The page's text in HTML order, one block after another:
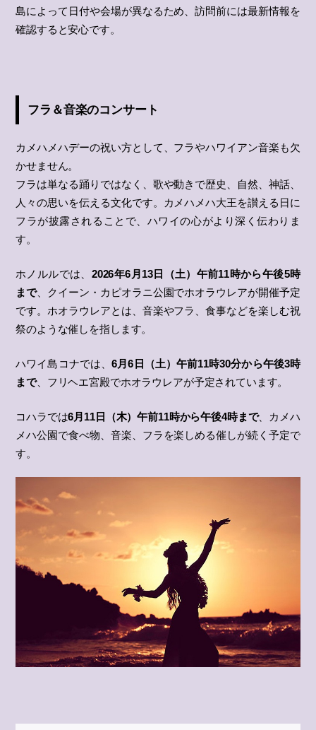
島によって日付や会場が異なるため、訪問前には最新情報を
確認すると安心です。
フラ＆音楽のコンサート
カメハメハデーの祝い方として、フラやハワイアン音楽も欠
かせません。
フラは単なる踊りではなく、歌や動きで歴史、自然、神話、
人々の思いを伝える文化です。カメハメハ大王を讃える日に
フラが披露されることで、ハワイの心がより深く伝わりま
す。
ホノルルでは、 2026年6月13日（土）午前11時から午後5時
まで、クイーン・カピオラニ公園でホオラウレアが開催予定
です。ホオラウレアとは、音楽やフラ、食事などを楽しむ祝
祭のような催しを指します。
ハワイ島コナでは、6月6日（土）午前11時30分から午後3時
まで、フリヘエ宮殿でホオラウレアが予定されています。
コハラでは6月11日（木）午前11時から午後4時まで、カメハ
メハ公園で食べ物、音楽、フラを楽しめる催しが続く予定で
す。